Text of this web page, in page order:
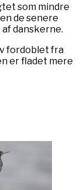
som mindre
de senere
danskerne.
fordoblet fra
er fladet mere